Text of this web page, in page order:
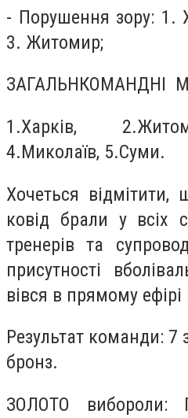
- Порушення зору: 1.
3. Житомир;
ЗАГАЛЬНКОМАНДНІ
1.Харків,
4.Миколаїв, 5.Суми.
Хочеться відмітити,
ковід брали у всіх
тренерів та
присутності
вівся в прямому
Результат команди: 7
бронз.
ЗОЛОТО вибороли: